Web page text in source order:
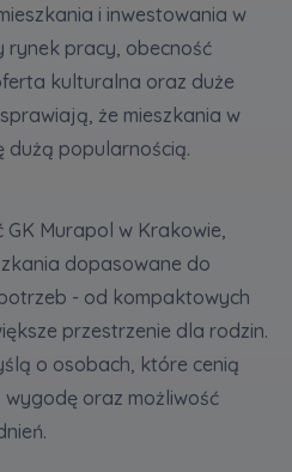
i inwestowania w
rynek pracy, obecność
kulturalna oraz duże
że mieszkania w
dużą popularnością.
Murapol w Krakowie,
dopasowane do
- od kompaktowych
przestrzenie dla rodzin.
o osobach, które cenią
oraz możliwość
z nami